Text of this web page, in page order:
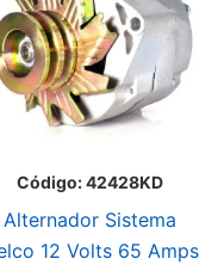
Código: 42428KD
Alternador Sistema
12 Volts 65 Amps